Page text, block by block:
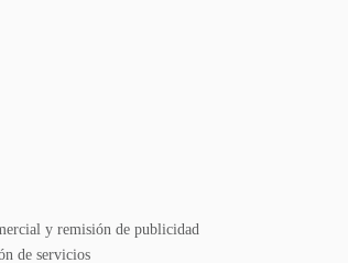
y remisión de publicidad
de servicios